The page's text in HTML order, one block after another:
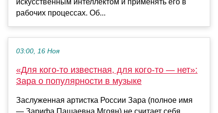
искусственным интеллектом и применять его в
рабочих процессах. Об...
03:00, 16 Ноя
«Для кого-то известная, для кого-то — нет»:
Зара о популярности в музыке
Заслуженная артистка России Зара (полное имя